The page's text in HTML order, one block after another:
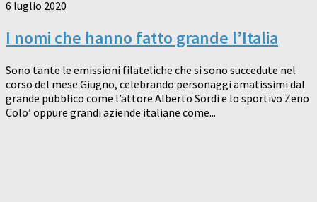
6 luglio 2020
I nomi che hanno fatto grande l’Italia
Sono tante le emissioni filateliche che si sono succedute nel
corso del mese Giugno, celebrando personaggi amatissimi dal
grande pubblico come l’attore Alberto Sordi e lo sportivo Zeno
Colo’ oppure grandi aziende italiane come...